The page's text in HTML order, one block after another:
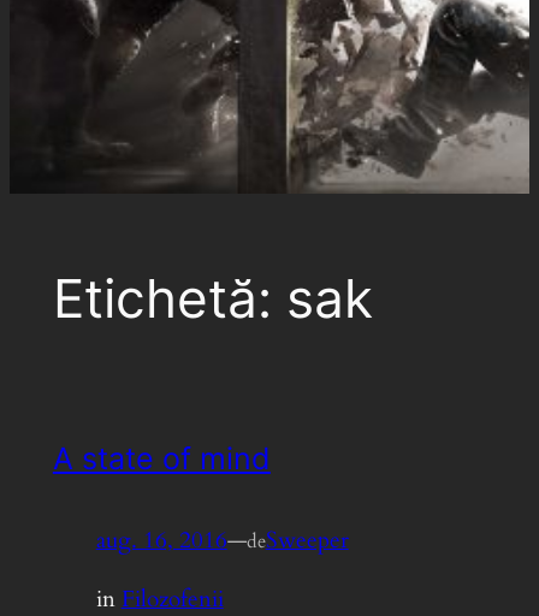
Etichetă: sak
A state of mind
aug. 16, 2016—deSweeper
in Filozofenii